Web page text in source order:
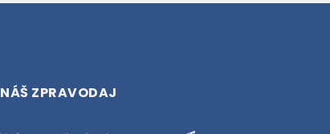
NÁŠ ZPRAVODAJ